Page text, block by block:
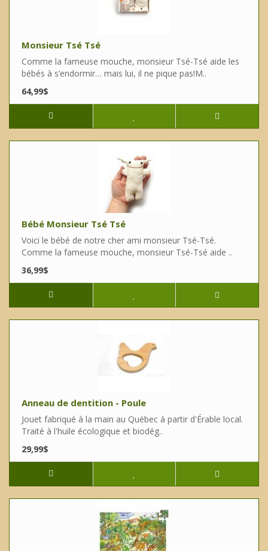
Monsieur Tsé Tsé
Comme la fameuse mouche, monsieur Tsé-Tsé aide les
bébés à s’endormir… mais lui, il ne pique pas!M..
64,99$
Bébé Monsieur Tsé Tsé
Voici le bébé de notre cher ami monsieur Tsé-Tsé.
Comme la fameuse mouche, monsieur Tsé-Tsé aide ..
36,99$
Anneau de dentition - Poule
Jouet fabriqué à la main au Québec à partir d'Érable local.
Traité à l'huile écologique et biodég..
29,99$